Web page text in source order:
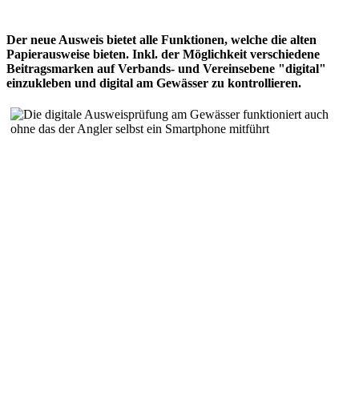
Der neue Ausweis bietet alle Funktionen, welche die alten
Papierausweise bieten. Inkl. der Möglichkeit verschiedene
Beitragsmarken auf Verbands- und Vereinsebene "digital"
einzukleben und digital am Gewässer zu kontrollieren.